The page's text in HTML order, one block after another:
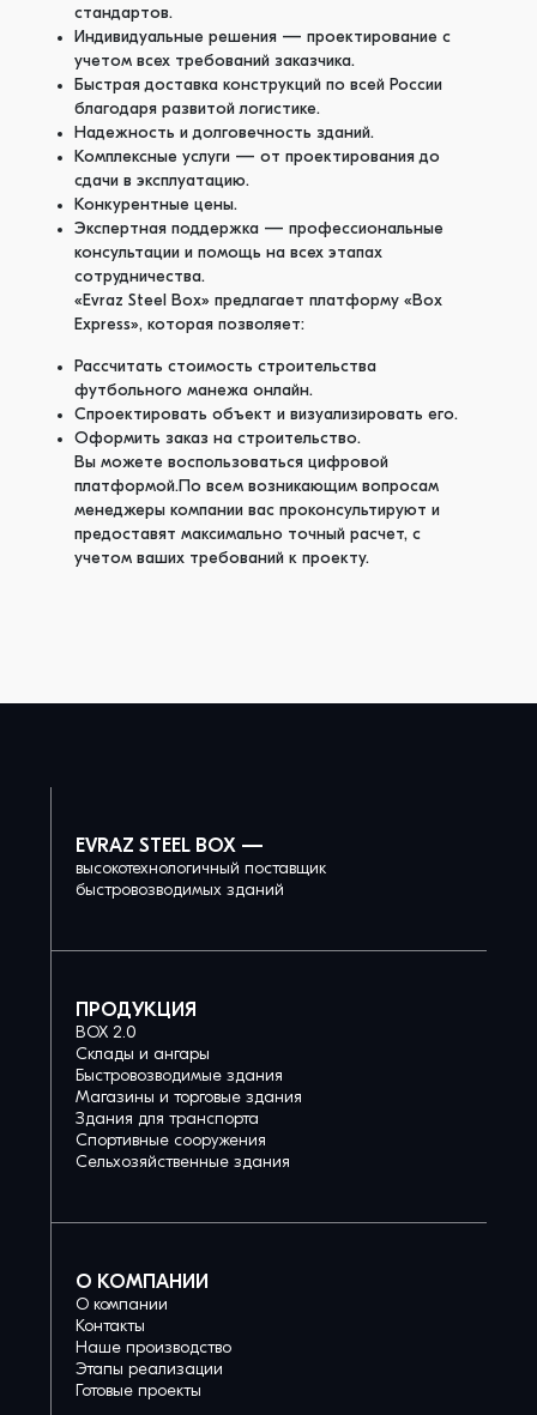
стандартов.
Индивидуальные решения — проектирование с
учетом всех требований заказчика.
Быстрая доставка конструкций по всей России
благодаря развитой логистике.
Надежность и долговечность зданий.
Комплексные услуги — от проектирования до
сдачи в эксплуатацию.
Конкурентные цены.
Экспертная поддержка — профессиональные
консультации и помощь на всех этапах
сотрудничества.
«Evraz Steel Box» предлагает платформу «Box
Express», которая позволяет:
Рассчитать стоимость строительства
футбольного манежа онлайн.
Спроектировать объект и визуализировать его.
Оформить заказ на строительство.
Вы можете воспользоваться цифровой
платформой.По всем возникающим вопросам
менеджеры компании вас проконсультируют и
предоставят максимально точный расчет, с
учетом ваших требований к проекту.
EVRAZ STEEL BOX —
высокотехнологичный поставщик
быстровозводимых зданий
ПРОДУКЦИЯ
BOX 2.0
Склады и ангары
Быстровозводимые здания
Магазины и торговые здания
Здания для транспорта
Спортивные сооружения
Сельхозяйственные здания
О КОМПАНИИ
О компании
Контакты
Наше производство
Этапы реализации
Готовые проекты